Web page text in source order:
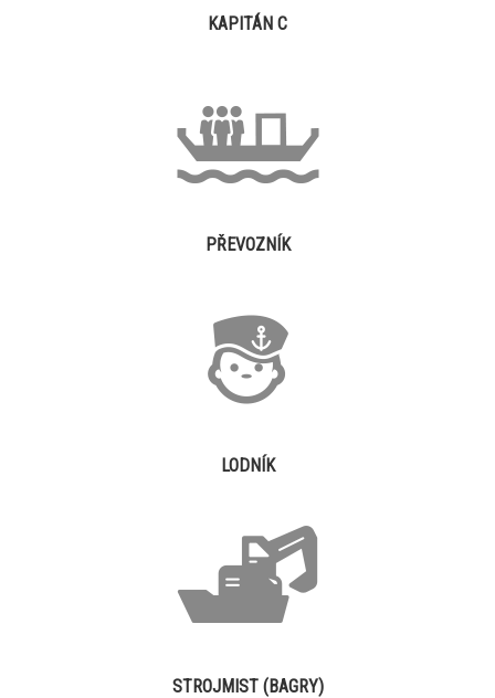
KAPITÁN C
PŘEVOZNÍK
LODNÍK
STROJMIST (BAGRY)